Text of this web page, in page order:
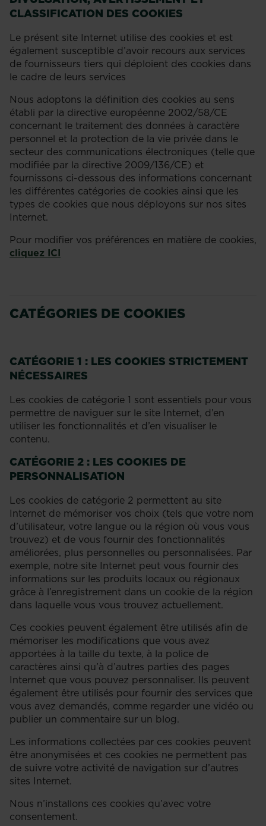
CLASSIFICATION DES COOKIES
Le présent site Internet utilise des cookies et est
également susceptible d’avoir recours aux services
de fournisseurs tiers qui déploient des cookies dans
le cadre de leurs services
Nous adoptons la définition des cookies au sens
établi par la directive européenne 2002/58/CE
concernant le traitement des données à caractère
personnel et la protection de la vie privée dans le
secteur des communications électroniques (telle que
modifiée par la directive 2009/136/CE) et
fournissons ci-dessous des informations concernant
les différentes catégories de cookies ainsi que les
types de cookies que nous déployons sur nos sites
Internet.
Pour modifier vos préférences en matière de cookies,
cliquez ICI
CATÉGORIES DE COOKIES
CATÉGORIE 1 : LES COOKIES STRICTEMENT
NÉCESSAIRES
Les cookies de catégorie 1 sont essentiels pour vous
permettre de naviguer sur le site Internet, d’en
utiliser les fonctionnalités et d’en visualiser le
contenu.
CATÉGORIE 2 : LES COOKIES DE
PERSONNALISATION
Les cookies de catégorie 2 permettent au site
Internet de mémoriser vos choix (tels que votre nom
d’utilisateur, votre langue ou la région où vous vous
trouvez) et de vous fournir des fonctionnalités
améliorées, plus personnelles ou personnalisées. Par
exemple, notre site Internet peut vous fournir des
informations sur les produits locaux ou régionaux
grâce à l’enregistrement dans un cookie de la région
dans laquelle vous vous trouvez actuellement.
Ces cookies peuvent également être utilisés afin de
mémoriser les modifications que vous avez
apportées à la taille du texte, à la police de
caractères ainsi qu’à d’autres parties des pages
Internet que vous pouvez personnaliser. Ils peuvent
également être utilisés pour fournir des services que
vous avez demandés, comme regarder une vidéo ou
publier un commentaire sur un blog.
Les informations collectées par ces cookies peuvent
être anonymisées et ces cookies ne permettent pas
de suivre votre activité de navigation sur d’autres
sites Internet.
Nous n’installons ces cookies qu’avec votre
consentement.